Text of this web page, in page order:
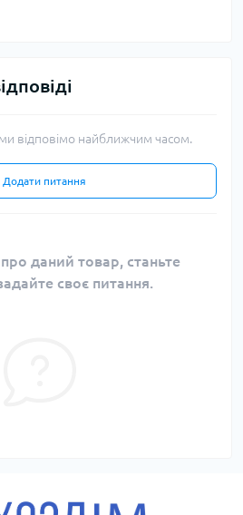
відповімо найближчим часом.
Додати питання
даний товар, станьте
своє питання.